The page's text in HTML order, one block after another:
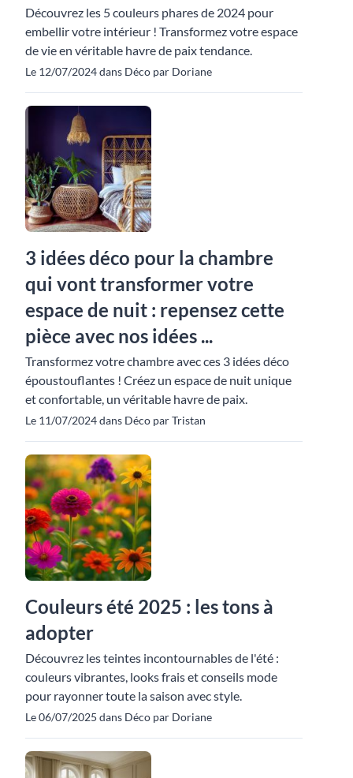
Découvrez les 5 couleurs phares de 2024 pour
embellir votre intérieur ! Transformez votre espace
de vie en véritable havre de paix tendance.
Le 12/07/2024 dans Déco par Doriane
3 idées déco pour la chambre
qui vont transformer votre
espace de nuit : repensez cette
pièce avec nos idées ...
Transformez votre chambre avec ces 3 idées déco
époustouflantes ! Créez un espace de nuit unique
et confortable, un véritable havre de paix.
Le 11/07/2024 dans Déco par Tristan
Couleurs été 2025 : les tons à
adopter
Découvrez les teintes incontournables de l'été :
couleurs vibrantes, looks frais et conseils mode
pour rayonner toute la saison avec style.
Le 06/07/2025 dans Déco par Doriane